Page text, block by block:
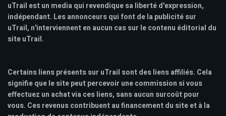
uTrail est un media qui revendique sa liberté d'expression,
indépendant. Les annonceurs qui font de la publicité sur
uTrail, n'interviennent en aucun cas sur le contenu éditorial du
site uTrail.
Certains liens présents sur uTrail sont des liens affiliés. Cela
signifie que le site peut percevoir une commission si vous
effectuez un achat via ces liens, sans aucun surcoût pour
vous. Ces revenus contribuent au financement du site et à la